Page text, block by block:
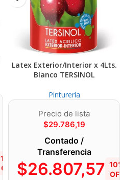
10%
OFF
Latex Exterior/Interior x 4Lts.
Blanco TERSINOL
Pinturería
Precio de lista
$29.786,19
Contado /
Transferencia
$26.807,57